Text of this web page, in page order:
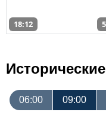
18:12
06:00 09:00